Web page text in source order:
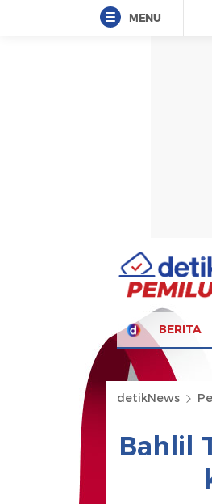
MENU
BERITA
detikNews
Bahlil